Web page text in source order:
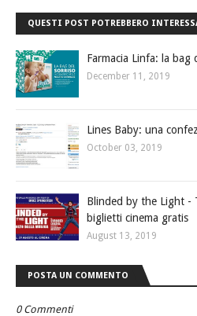
QUESTI POST POTREBBERO
Farmacia Linfa: la
December 11, 2019
Lines Baby: una
October 03, 2019
Blinded by the Light -
biglietti cinema gratis
August 13, 2019
POSTA UN COMMENTO
0 Commenti